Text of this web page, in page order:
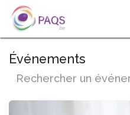
SE RENDRE AU CONTENU
Événements